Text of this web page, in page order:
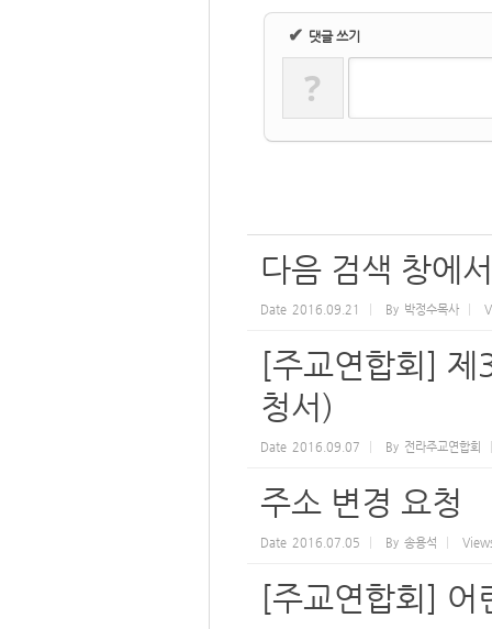
✔ 댓글 쓰기
?
다음 검색 창에
Date 2016.09.21 By 박정수목사
[주교연합회] 제
청서)
Date 2016.09.07 By 전라주교연합회
주소 변경 요청
Date 2016.07.05 By 송용석
[주교연합회] 어